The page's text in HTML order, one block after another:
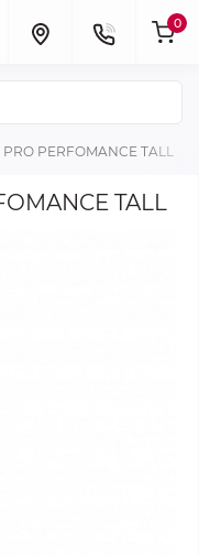
0
PERFOMANCE TALL
TALL